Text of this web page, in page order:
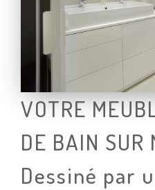
VOTRE
DE BAIN SUR
Dessiné par